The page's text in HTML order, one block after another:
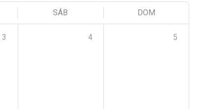
SÁB DOM
3 4 5